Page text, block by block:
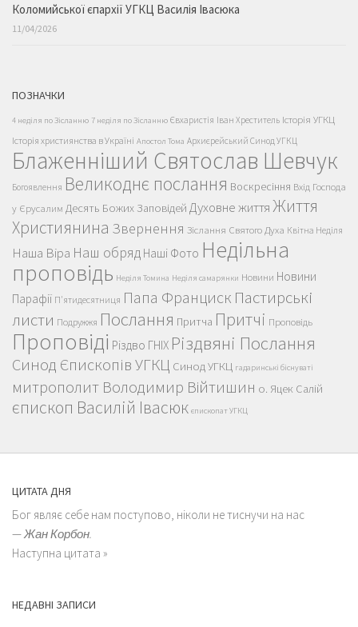
Коломийської єпархії УГКЦ Василія Івасюка
11/04/2026
ПОЗНАЧКИ
4 неділя по Зісланню 7 неділя по Зісланню Євхаристія Іван Хреститель Історія УГКЦ
Історія християнства в Україні Апостол Тома Архиєрейський Синод УГКЦ
Блаженніший Святослав Шевчук
Богоявлення Великоднє послання Воскресіння Вхід Господа
у Єрусалим Десять Божих Заповідей Духовне життяЖиття
Християнина Звернення Зіслання Святого Духа Квітна Неділя
Наша Віра Наш обряд Наші Фото Недільна
проповідь Неділя Томина Неділя самарянки Новини Новини
Парафії П'ятидесятниця Папа Франциск Пастирські
листи Подружжя Послання Притча Притчі Проповідь
Проповіді Різдво ГНІХ Різдвяні Послання
Синод Єпископів УГКЦ Синод УГКЦ гадаринські біснуваті
митрополит Володимир Війтишин о. Яцек Салій
єпископ Василій Івасюк єпископат УГКЦ
ЦИТАТА ДНЯ
Бог являє себе нам поступово, ніколи не тиснучи на нас
—Жан Корбон.
Наступна цитата »
НЕДАВНІ ЗАПИСИ